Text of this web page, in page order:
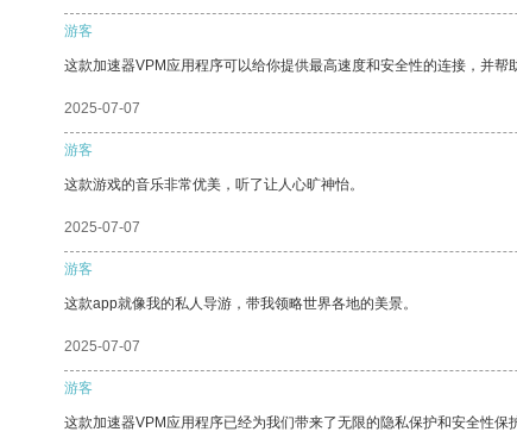
游客
这款加速器VPM应用程序可以给你提供最高速度和安全性的连接，并帮
2025-07-07
游客
这款游戏的音乐非常优美，听了让人心旷神怡。
2025-07-07
游客
这款app就像我的私人导游，带我领略世界各地的美景。
2025-07-07
游客
这款加速器VPM应用程序已经为我们带来了无限的隐私保护和安全性保